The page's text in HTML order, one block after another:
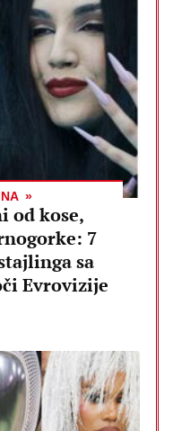
od kose,
7
sa
Evrovizije